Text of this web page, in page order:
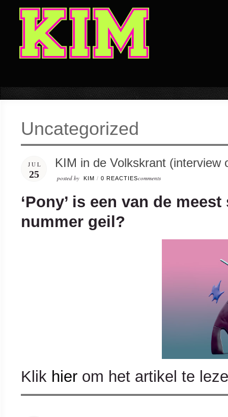
Uncategorized
JUL
25
KIM in de Volkskrant (interview
posted by KIM / 0 REACTIEScomments
‘Pony’ is een van de
nummer geil?
Klik hier om het artikel te